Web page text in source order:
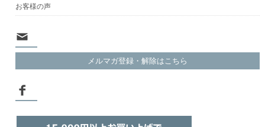
お客様の声
メルマガ登録・解除はこちら